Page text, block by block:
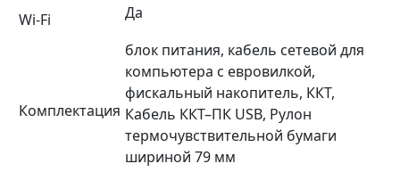
Wi-Fi Да
Комплектация
блок питания, кабель сетевой для
компьютера с евровилкой,
фискальный накопитель, ККТ,
Кабель ККТ–ПК USB, Рулон
термочувствительной бумаги
шириной 79 мм